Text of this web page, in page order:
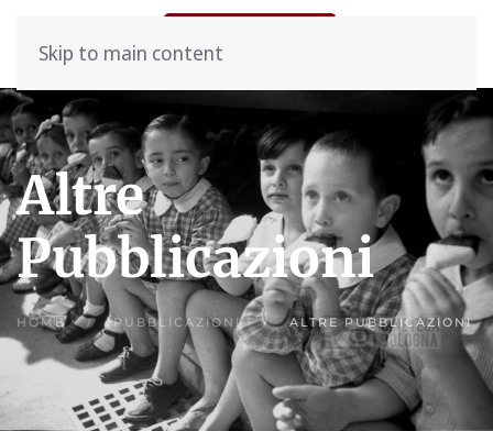
Skip to main content
Altre
Pubblicazioni
HOME PUBBLICAZIONI ALTRE PUBBLICAZIONI